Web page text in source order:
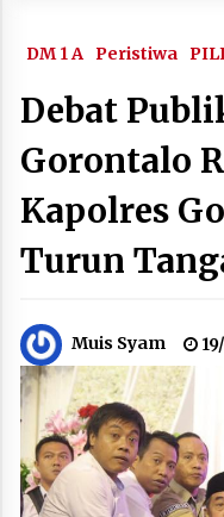
DM 1 A Peristiwa
Debat
Gorontalo
Kapolres
Turun
Muis Syam